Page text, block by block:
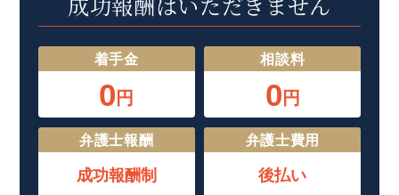
着手金
0 円
相談料
0 円
弁護士報酬
成功報酬制
弁護士費用
後払い